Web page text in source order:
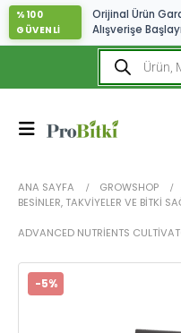
%100
GÜVENLİ
Orijinal Ürün
Alışverişe
ANA SAYFA
GROWSHOP
BESINLER, TAKVIYELER VE BITKI
ADVANCED NUTRIENTS
-5%